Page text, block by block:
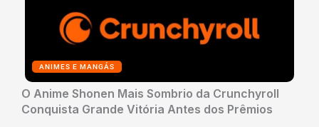
ANIMES E MANGÁS
O Anime Shonen Mais Sombrio da Crunchyroll
Conquista Grande Vitória Antes dos Prêmios